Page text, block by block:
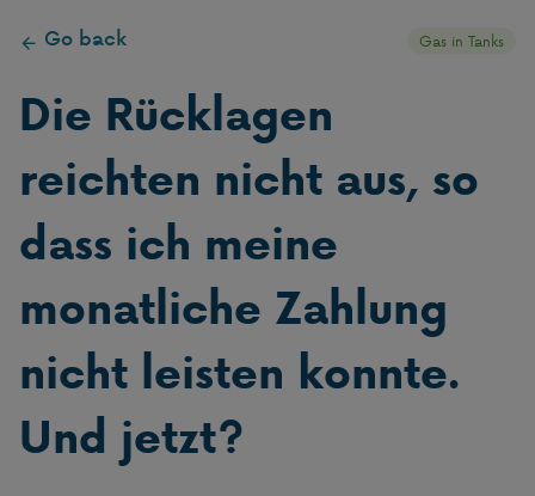
Go back Gas in Tanks
Die Rücklagen
reichten nicht aus, so
dass ich meine
monatliche Zahlung
nicht leisten konnte.
Und jetzt?